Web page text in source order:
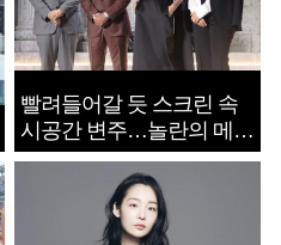
빨려들어갈 듯 스크린 속
시공간 변주…놀란의 메시
지는 ‘전쟁 속죄’